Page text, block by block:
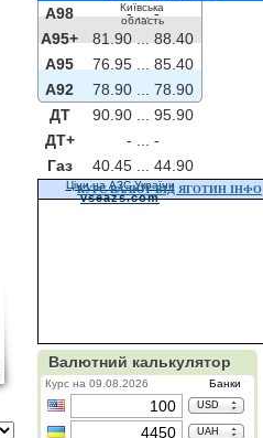
Київська
область
A98 - ...-
A95+
81.90 ...
88.40
A95
76.95 ...
85.40
A92
78.90 ...
78.90
ДТ
90.90 ...
95.90
ДТ+
- ...
-
Газ
40.45 ... 44.90
Ціни на АЗС України
vseazs.com
КУРС ВАЛЮТ ВІД ЯГОТИН ІНФО